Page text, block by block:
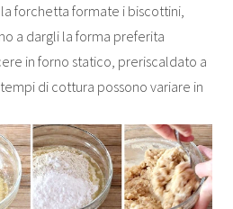
forchetta formate i biscottini,
a dargli la forma preferita
in forno statico, preriscaldato a
di cottura possono variare in